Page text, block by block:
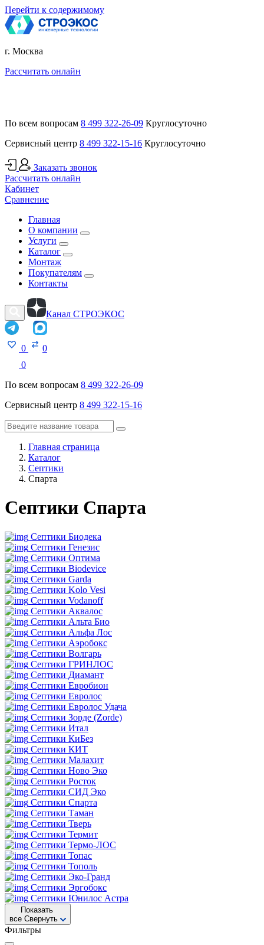
Перейти к содержимому
г. Москва
Рассчитать онлайн
По всем вопросам 8 499 322-26-09 Круглосуточно
Сервисный центр 8 499 322-15-16 Круглосуточно
Заказать звонок
Рассчитать онлайн
Кабинет
Сравнение
Главная
О компании
Услуги
Каталог
Монтаж
Покупателям
Контакты
Канал СТРОЭКОС
0
0
0
По всем вопросам 8 499 322-26-09
Сервисный центр 8 499 322-15-16
Главная страница
Каталог
Септики
Спарта
Септики Спарта
Септики Биодека
Септики Генезис
Септики Оптима
Септики Biodevice
Септики Garda
Септики Kolo Vesi
Септики Vodanoff
Септики Аквалос
Септики Альта Био
Септики Альфа Лос
Септики Аэробокс
Септики Волгарь
Септики ГРИНЛОС
Септики Диамант
Септики Евробион
Септики Евролос
Септики Евролос Удача
Септики Зорде (Zorde)
Септики Итал
Септики КиБез
Септики КИТ
Септики Малахит
Септики Ново Эко
Септики Росток
Септики СИД Эко
Септики Спарта
Септики Таман
Септики Тверь
Септики Термит
Септики Термо-ЛОС
Септики Топас
Септики Тополь
Септики Эко-Гранд
Септики Эргобокс
Септики Юнилос Астра
Показать
все Свернуть
Фильтры